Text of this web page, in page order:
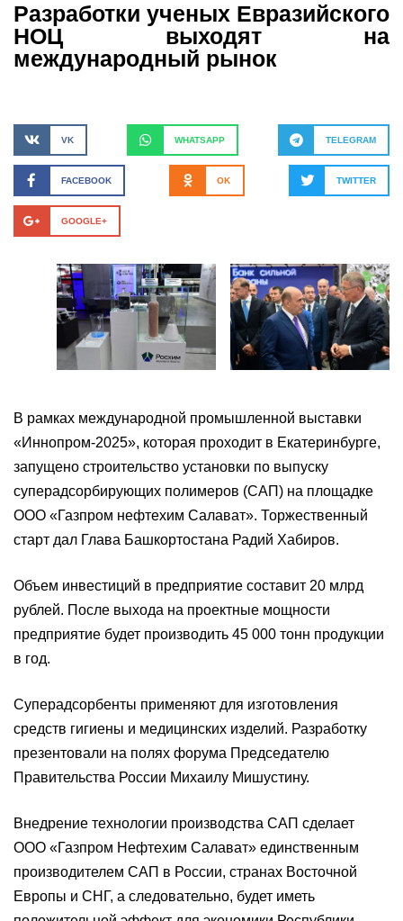
Разработки ученых Евразийского
НОЦ выходят на
международный рынок
VK WHATSAPP TELEGRAM
FACEBOOK OK TWITTER
GOOGLE+
В рамках международной промышленной выставки
«Иннопром-2025», которая проходит в Екатеринбурге,
запущено строительство установки по выпуску
суперадсорбирующих полимеров (САП) на площадке
ООО «Газпром нефтехим Салават». Торжественный
старт дал Глава Башкортостана Радий Хабиров.
Объем инвестиций в предприятие составит 20 млрд
рублей. После выхода на проектные мощности
предприятие будет производить 45 000 тонн продукции
в год.
Суперадсорбенты применяют для изготовления
средств гигиены и медицинских изделий. Разработку
презентовали на полях форума Председателю
Правительства России Михаилу Мишустину.
Внедрение технологии производства САП сделает
ООО «Газпром Нефтехим Салават» единственным
производителем САП в России, странах Восточной
Европы и СНГ, а следовательно, будет иметь